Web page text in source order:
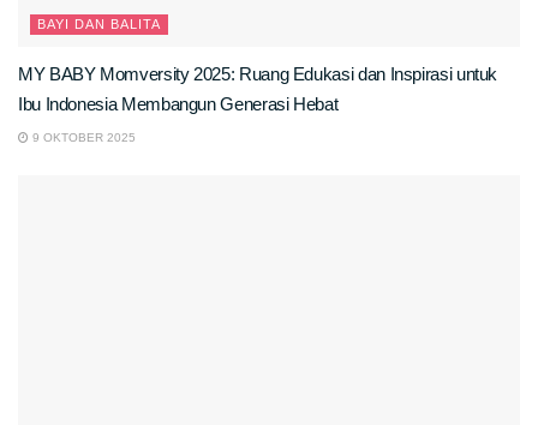
BAYI DAN BALITA
MY BABY Momversity 2025: Ruang Edukasi dan Inspirasi untuk
Ibu Indonesia Membangun Generasi Hebat
9 OKTOBER 2025